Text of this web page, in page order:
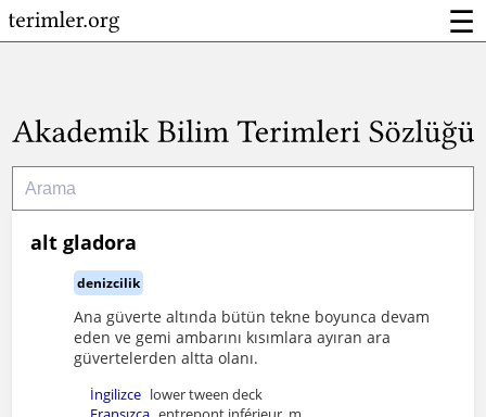
☰
alt gladora
denizcilik
Ana güverte altında bütün tekne boyunca devam
eden ve gemi ambarını kısımlara ayıran ara
güvertelerden altta olanı.
İngilizce lower tween deck